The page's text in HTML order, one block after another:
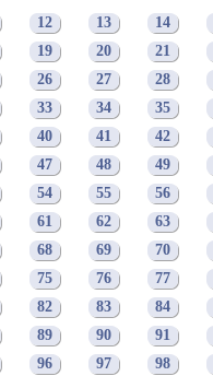
12 13 14
19 20 21
26 27 28
33 34 35
40 41 42
47 48 49
54 55 56
61 62 63
68 69 70
75 76 77
82 83 84
89 90 91
96 97 98